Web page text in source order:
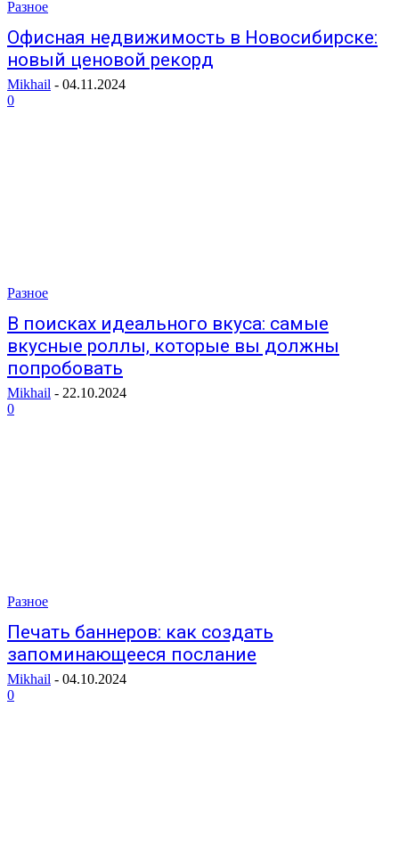
Разное
Офисная недвижимость в Новосибирске:
новый ценовой рекорд
Mikhail - 04.11.2024
0
Разное
В поисках идеального вкуса: самые
вкусные роллы, которые вы должны
попробовать
Mikhail - 22.10.2024
0
Разное
Печать баннеров: как создать
запоминающееся послание
Mikhail - 04.10.2024
0